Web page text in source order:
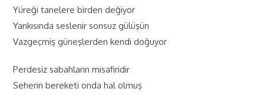
Yüreği tanelere birden değiyor
Yankısında seslenir sonsuz gülüşün
Vazgeçmiş güneşlerden kendi doğuyor
Perdesiz sabahların misafiridir
Seherin bereketi onda hal olmuş